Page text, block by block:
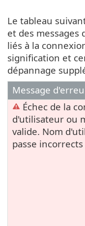
Le tableau
et des
liés à la
signification et
dépannage
Message
Échec de la
d'utilisateur ou
valide. Nom
passe incorrects